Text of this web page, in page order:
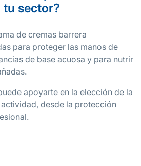
tu sector?
de cremas barrera
para proteger las manos de
de base acuosa y para nutrir
apoyarte en la elección de la
desde la protección